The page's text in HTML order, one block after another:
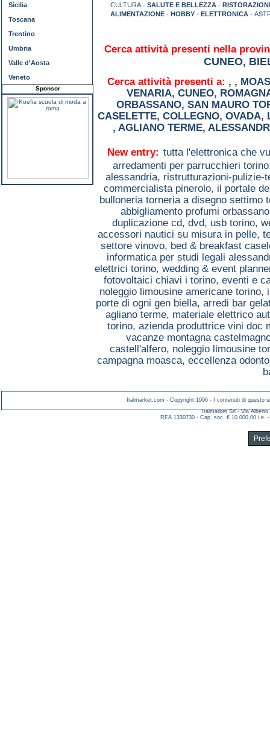
CULTURA - SALUTE E BELLEZZA -
ALIMENTAZIONE - HOBBY - ELETTRONICA -
Cerca attività presenti nella
CUNEO,
Cerca attività presenti a: , ,
VENARIA, CUNEO,
ORBASSANO, SAN MAURO
CASELETTE, COLLEGNO, OVADA,
, AGLIANO TERME,
New entry: tutta l'elettronica che
arredamenti per parrucchieri
alessandria, ristrutturazioni-pulizie-
commercialista pinerolo, il portale
bulloneria torneria a disegno settimo
abbigliamento profumi
duplicazione cd, dvd, usb torino,
accessori nautici su misura in pelle,
settore vinovo, bed & breakfast
informatica per studi legali
elettrici torino, wedding & event
fotovoltaici chiavi i torino, eventi e
noleggio limousine americane torino,
porte di ogni gen biella, arredi bar
agliano terme, materiale elettrico
torino, azienda produttrice vini doc
vacanze montagna
castell'alfero, noleggio limousine
campagna moasca, eccellenza
Sicilia
Toscana
Trentino
Umbria
Valle d'Aosta
Veneto
Sponsor
Italmarket.com - Copyright 1996 - I contenuti di questo
Italmarket Srl - Via Alberto
REA 1330730 - Cap. soc. € 10.000,00 i.e.